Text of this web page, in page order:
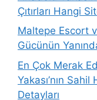
Çıtırları Hangi
Maltepe Escort
Gücünün
En Çok Merak
Yakası’nın
Detayları